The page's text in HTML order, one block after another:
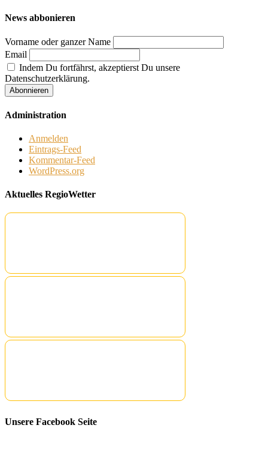
News abbonieren
Vorname oder ganzer Name
Email
Indem Du fortfährst, akzeptierst Du unsere
Datenschutzerklärung.
Administration
Anmelden
Eintrags-Feed
Kommentar-Feed
WordPress.org
Aktuelles RegioWetter
Unsere Facebook Seite